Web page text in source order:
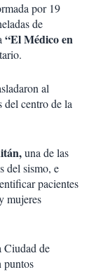
por 19
de
“El Médico en
al
del centro de la
una de las
del sismo, e
pacientes
mujeres
Ciudad de
puntos